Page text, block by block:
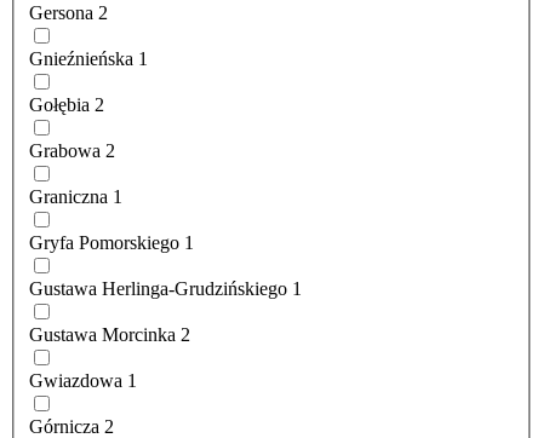
Gersona 2
Gnieźnieńska 1
Gołębia 2
Grabowa 2
Graniczna 1
Gryfa Pomorskiego 1
Gustawa Herlinga-Grudzińskiego 1
Gustawa Morcinka 2
Gwiazdowa 1
Górnicza 2